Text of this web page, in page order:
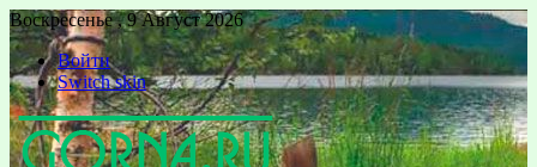
Воскресенье , 9 Август 2026
Войти
Switch skin